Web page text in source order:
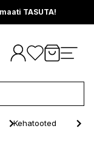
TASUTA!
Kehatooted